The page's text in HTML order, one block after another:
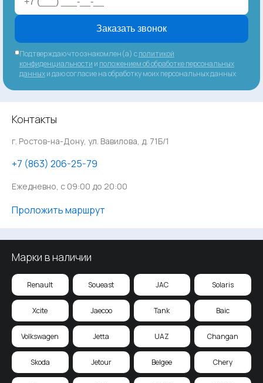
Заказать звонок
Подтверждаю что ознакомлен(а) сполитикой
конфиденциальности и положением об обработке персональных
данныхи даю согласие на обработку моих персональных данных
Контакты
г. Ростов-на-Дону, ул. Вавилова, д. 71Б/1
‪+7 (863) 206-25-79
Ежедневно, с 09:00 до 20:00
Проложить маршрут
Марки в наличии
Renault Soueast JAC Solaris
Xcite Jaecoo Tank Baic
Volkswagen Jetta UAZ Changan
Skoda Jetour Belgee Chery